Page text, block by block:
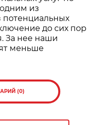
из
до сих пор
За нее наши
меньше
(0)